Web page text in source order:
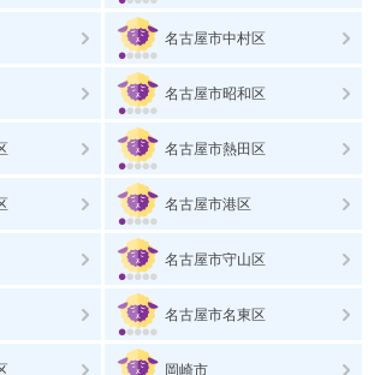
名古屋市中村区
名古屋市昭和区
名古屋市熱田区
名古屋市港区
名古屋市守山区
名古屋市名東区
岡崎市